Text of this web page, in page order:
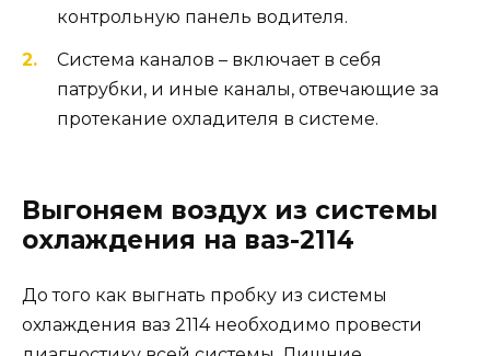
контрольную панель водителя.
Система каналов – включает в себя
патрубки, и иные каналы, отвечающие за
протекание охладителя в системе.
Выгоняем воздух из системы
охлаждения на ваз-2114
До того как выгнать пробку из системы
охлаждения ваз 2114 необходимо провести